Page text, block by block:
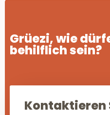
Grüezi, wie
behilflich sein?
Kontaktieren